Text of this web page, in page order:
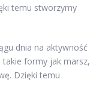
temu stworzymy
dnia na aktywność
takie formy jak marsz,
Dzięki temu